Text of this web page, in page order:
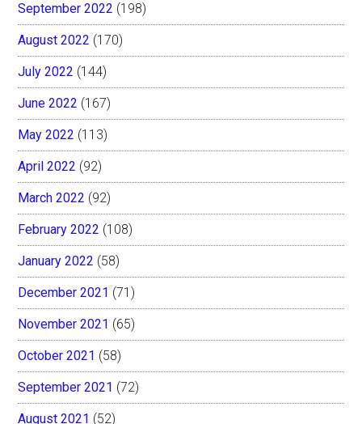
September 2022 (198)
August 2022 (170)
July 2022 (144)
June 2022 (167)
May 2022 (113)
April 2022 (92)
March 2022 (92)
February 2022 (108)
January 2022 (58)
December 2021 (71)
November 2021 (65)
October 2021 (58)
September 2021 (72)
August 2021 (52)